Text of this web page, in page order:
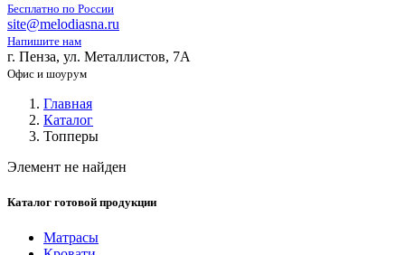
Бесплатно по России
site@melodiasna.ru
Напишите нам
г. Пенза, ул. Металлистов, 7А
Офис и шоурум
Главная
Каталог
Топперы
Элемент не найден
Каталог готовой продукции
Матрасы